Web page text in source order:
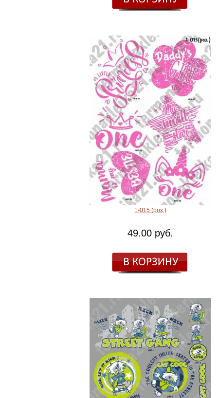
1-015 (роз.)
49.00 руб.